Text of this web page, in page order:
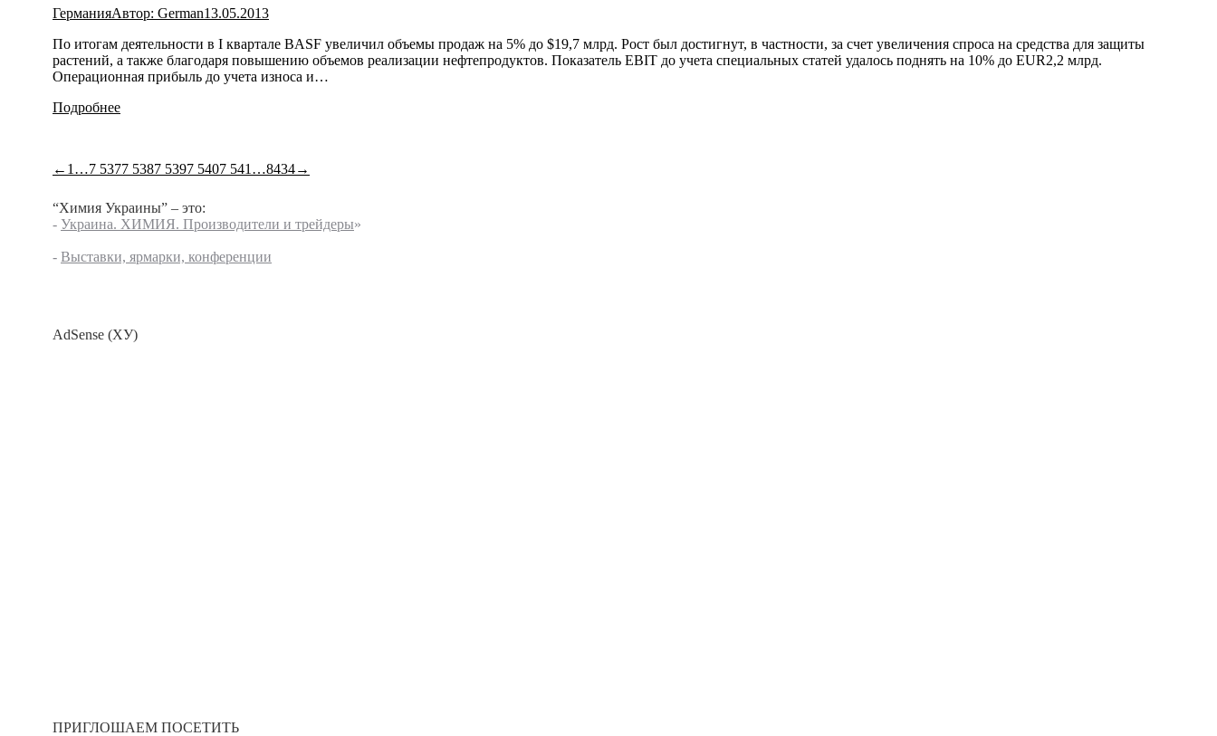
ГерманияАвтор: German13.05.2013
По итогам деятельности в I квартале BASF увеличил объемы продаж на 5% до $19,7 млрд. Рост был достигнут, в частности, за счет увеличения спроса на средства для защиты
растений, а также благодаря повышению объемов реализации нефтепродуктов. Показатель EBIT до учета специальных статей удалось поднять на 10% до EUR2,2 млрд.
Операционная прибыль до учета износа и…
Подробнее
← 1 …7 5377 5387 5397 5407 541 …8434→
“Химия Украины” – это:
- Украина. ХИМИЯ. Производители и трейдеры»
- Выставки, ярмарки, конференции
AdSense (ХУ)
ПРИГЛОШАЕМ ПОСЕТИТЬ